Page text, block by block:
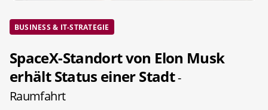
BUSINESS & IT-STRATEGIE
SpaceX-Standort von Elon Musk
erhält Status einer Stadt-
Raumfahrt